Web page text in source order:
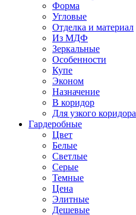
Форма
Угловые
Отделка и материал
Из МДФ
Зеркальные
Особенности
Купе
Эконом
Назначение
В коридор
Для узкого коридора
Гардеробные
Цвет
Белые
Светлые
Серые
Темные
Цена
Элитные
Дешевые